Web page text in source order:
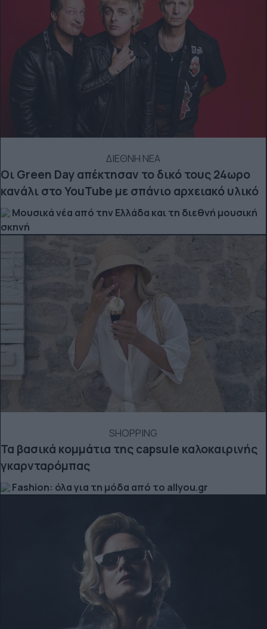
ΔΙΕΘΝΗ ΝΕΑ
Οι Green Day απέκτησαν το δικό τους 24ωρο
κανάλι στο YouTube με σπάνιο αρχειακό υλικό
Μουσικά νέα από την Ελλάδα και τη διεθνή μουσική
σκηνή
SHOPPING
Τα βασικά κομμάτια της capsule καλοκαιρινής
γκαρνταρόμπας
Fashion: όλα για τη μόδα από το allyou.gr